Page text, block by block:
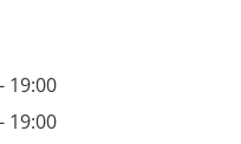
19:00
19:00